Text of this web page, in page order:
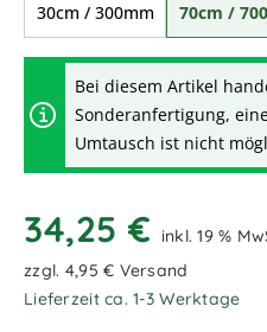
30cm / 300mm 70cm /
Bei diesem Artikel
Sonderanfertigung,
Umtausch ist nicht
34,25 €
inkl. 19 %
zzgl. 4,95 € Versand
Lieferzeit ca. 1-3 Werktage